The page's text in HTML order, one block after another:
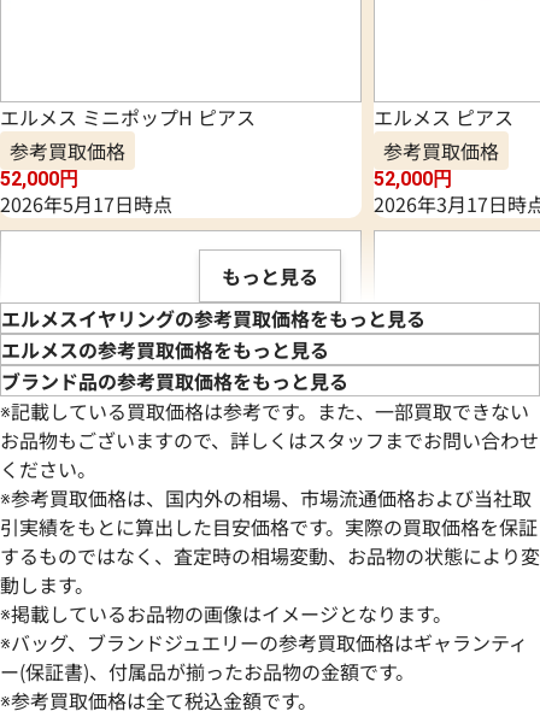
エルメス ミニポップH ピアス
参考買取価格
52,000円
2026年5月17日時点
エルメス ピアス
参考買取価格
52,000円
2026年3月17日時
エルメス ポップH ピアス
参考買取価格
49,000円
2026年5月17日時点
エルメス ポップ
参考買取価格
44,000
もっと見る
エルメスイヤリングの参考買取価格をもっと見る
エルメスの参考買取価格をもっと見る
ブランド品の参考買取価格をもっと見る
※記載している買取価格は参考です。また、一部買取できない
お品物もございますので、詳しくはスタッフまでお問い合わせ
ください。
※参考買取価格は、国内外の相場、市場流通価格および当社取
引実績をもとに算出した目安価格です。実際の買取価格を保証
するものではなく、査定時の相場変動、お品物の状態により変
動します。
※掲載しているお品物の画像はイメージとなります。
※バッグ、ブランドジュエリーの参考買取価格はギャランティ
ー(保証書)、付属品が揃ったお品物の金額です。
※参考買取価格は全て税込金額です。